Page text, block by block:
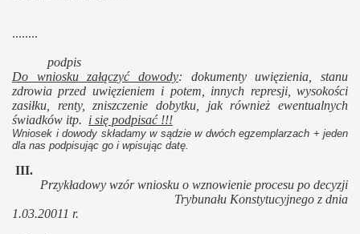
........
podpis
Do wniosku załączyć dowody: dokumenty uwięzienia, stanu
zdrowia przed uwięzieniem i potem, innych represji, wysokości
zasiłku, renty, zniszczenie dobytku, jak również ewentualnych
świadków itp. i się podpisać !!!
Wniosek i dowody składamy w sądzie w dwóch egzemplarzach + jeden
dla nas podpisując go i wpisując datę.
III.
Przykładowy wzór wniosku o wznowienie procesu po decyzji
Trybunału Konstytucyjnego z dnia
1.03.20011 r.